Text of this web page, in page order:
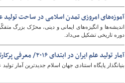
آموز‌ه‌های امروزی تمدن اسلامی در ساحت تولید
اندیشه‌ها و انگیزه‌های ایمانی و دینی، محرّک بزرگ
دوره تاریخی تشکیل می‌داد.
آمار تولید علم ایران در ابتدای ۲۰۱۶/ معرفی پرکارترین استاد ایرانی
بنیانگذار پایگاه استنادی جهان اسلام جدیدترین آمار تولید علم ایران را در سال ۲۰۱۶ بر اساس